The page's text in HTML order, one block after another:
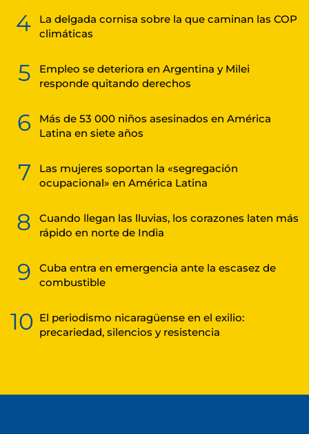
4
La delgada cornisa sobre la que caminan las COP
climáticas
5
Empleo se deteriora en Argentina y Milei
responde quitando derechos
6
Más de 53 000 niños asesinados en América
Latina en siete años
7
Las mujeres soportan la «segregación
ocupacional» en América Latina
8
Cuando llegan las lluvias, los corazones laten más
rápido en norte de India
9
Cuba entra en emergencia ante la escasez de
combustible
10 El periodismo nicaragüense en el exilio:
precariedad, silencios y resistencia